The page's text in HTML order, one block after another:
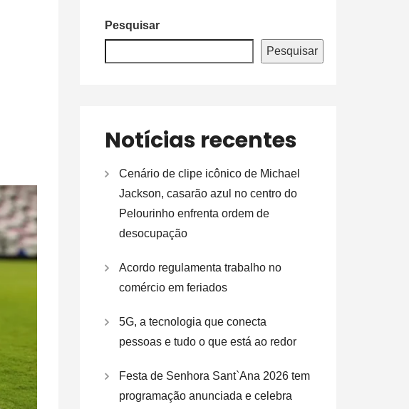
Pesquisar
Pesquisar
Notícias recentes
Cenário de clipe icônico de Michael
Jackson, casarão azul no centro do
Pelourinho enfrenta ordem de
desocupação
Acordo regulamenta trabalho no
comércio em feriados
5G, a tecnologia que conecta
pessoas e tudo o que está ao redor
Festa de Senhora Sant`Ana 2026 tem
programação anunciada e celebra